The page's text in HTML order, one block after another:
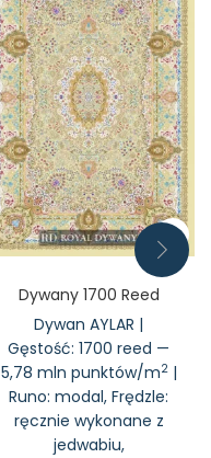
Dywany 1700 Reed
Dywan AYLAR |
Gęstość: 1700 reed —
5,78 mln punktów/m2|
Runo: modal, Frędzle:
ręcznie wykonane z
jedwabiu,